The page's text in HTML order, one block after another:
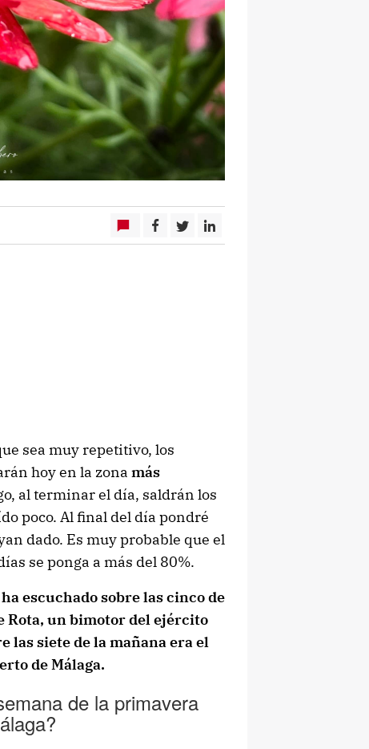
sea muy repetitivo, los
hoy en la zona más
al terminar el día, saldrán los
poco. Al final del día pondré
dado. Es muy probable que el
se ponga a más del 80%.
escuchado sobre las cinco de
Rota, un bimotor del ejército
las siete de la mañana era el
de Málaga.
de la primavera